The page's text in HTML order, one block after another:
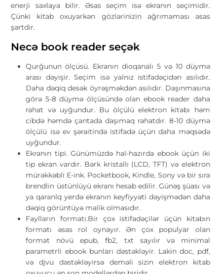
enerji saxlaya bilir. Əsas seçim isə ekranın seçimidir.
Çünki kitab oxuyarkən gözlərinizin ağrımaması əsas
şərtdir.
Necə book reader seçək
Qurğunun ölçüsü. Ekranın dioqanalı 5 və 10 düymə
arası dəyişir. Seçim isə yalnız istifadəçidən asılıdır.
Daha dəqiq desək öyrəşməkdən asılıdır. Daşınmasına
görə 5-8 düymə ölçüsündə olan ebook reader daha
rahat və uyğundur. Bu ölçülü elektron kitabı həm
cibdə həmdə çantada daşımaq rahatdır. 8-10 düymə
ölçülü isə ev şəraitində istifadə üçün daha məqsədə
uyğundur.
Ekranın tipi. Günümüzdə hal-hazırda ebook üçün iki
tip ekran vardır. Bərk kristallı (LCD, TFT) və elektron
mürəkkəbli E-ink. Pocketbook, Kindle, Sony və bir sıra
brendlin üstünlüyü ekranı hesab edilir. Günəş şüası və
ya qaranlq yerdə ekranın keyfiyyəti dəyişmədən daha
dəqiq görüntüyə malik olmasıdır.
Faylların formatı.Bir çox istifadəçilər üçün kitabın
formatı əsas rol oynayır. Ən çox populyar olan
format növü epub, fb2, txt sayılır və minimal
parametrli ebook bunları dəstəkləyir. Lakin doc, pdf,
və djvu dəstəkləyirsə deməli sizin elektron kitab